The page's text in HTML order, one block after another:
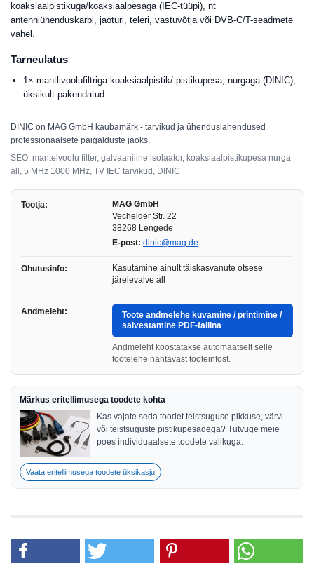
koaksiaalpistikuga/koaksiaalpesaga (IEC-tüüpi), nt
antenniühenduskarbi, jaoturi, teleri, vastuvõtja või DVB-C/T-seadmete
vahel.
Tarneulatus
1× mantlivoolufiltriga koaksiaalpistik/-pistikupesa, nurgaga (DINIC),
üksikult pakendatud
DINIC on MAG GmbH kaubamärk - tarvikud ja ühenduslahendused
professionaalsete paigalduste jaoks.
SEO: mantelvoolu filter, galvaaniline isolaator, koaksiaalpistikupesa nurga
all, 5 MHz 1000 MHz, TV IEC tarvikud, DINIC
Tootja:
MAG GmbH
Vechelder Str. 22
38268 Lengede
E-post: dinic@mag.de
Ohutusinfo:
Kasutamine ainult täiskasvanute otsese
järelevalve all
Andmeleht:
Toote andmelehe kuvamine / printimine /
salvestamine PDF-failina
Andmeleht koostatakse automaatselt selle
tootelehe nähtavast tooteinfost.
Märkus eritellimusega toodete kohta
Kas vajate seda toodet teistsuguse pikkuse, värvi
või teistsuguste pistikupesadega? Tutvuge meie
poes individuaalsete toodete valikuga.
Vaata eritellimusega toodete üksikasju